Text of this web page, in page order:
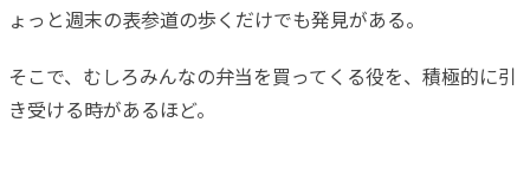
ょっと週末の表参道の歩くだけでも発見がある。
そこで、むしろみんなの弁当を買ってくる役を、積極的に引
き受ける時があるほど。